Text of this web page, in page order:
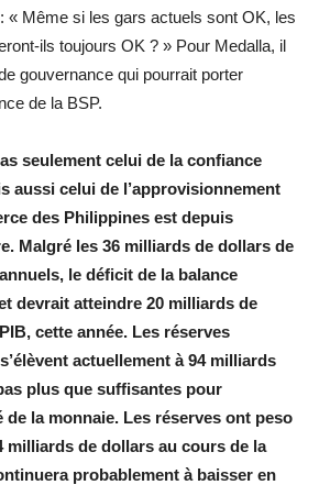
« Même si les gars actuels sont OK, les
ils toujours OK ? » Pour Medalla, il
gouvernance qui pourrait porter
de la BSP.
seulement celui de la confiance
aussi celui de l’approvisionnement
des Philippines est depuis
Malgré les 36 milliards de dollars de
le déficit de la balance
devrait atteindre 20 milliards de
cette année. Les réserves
actuellement à 94 milliards
plus que suffisantes pour
la monnaie. Les réserves ont peso
milliards de dollars au cours de la
probablement à baisser en